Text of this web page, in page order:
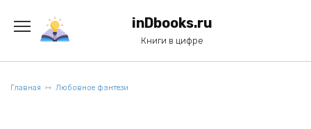
содержанию
inDbooks.ru
Книги в цифре
Главная Любовное фэнтези